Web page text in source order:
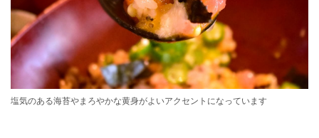
塩気のある海苔やまろやかな黄身がよいアクセントになっています